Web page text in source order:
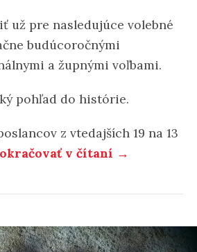
už pre nasledujúce volebné
budúcoročnými
a župnými voľbami.
pohľad do histórie.
z vtedajších 19 na 13
v čítaní →